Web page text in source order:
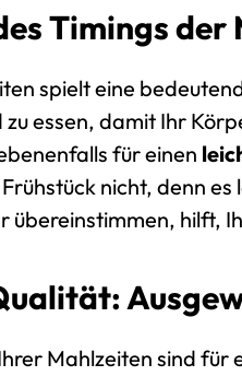
Timings der
spielt eine
essen, damit Ihr
für einen
nicht, denn
übereinstimmen, hilft,
Mahlzeiten sind für